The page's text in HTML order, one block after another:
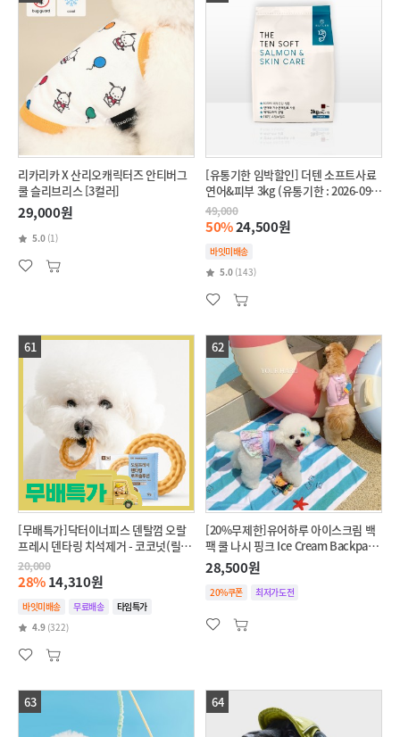
리카리카 X 산리오캐릭터즈 안티버그
쿨 슬리브리스 [3컬러]
29,000원
5.0 (1)
[유통기한 임박할인] 더텐 소프트사료
연어&피부 3kg (유통기한 : 2026-09-
16)
49,000
50%24,500원
바잇미배송
5.0 (143)
61
[무배특가]닥터이너피스 덴탈껌 오랄
프레시 덴타링 치석제거 - 코코넛(릴랙
스,스트레스완화)
20,000
28%14,310원
바잇미배송 무료배송
타임특가
4.9 (322)
62
[20%무제한]유어하루 아이스크림 백
팩 쿨 나시 핑크 Ice Cream Backpack
Cool Sleeveless Pink
28,500원
20%쿠폰 최저가도전
63 64